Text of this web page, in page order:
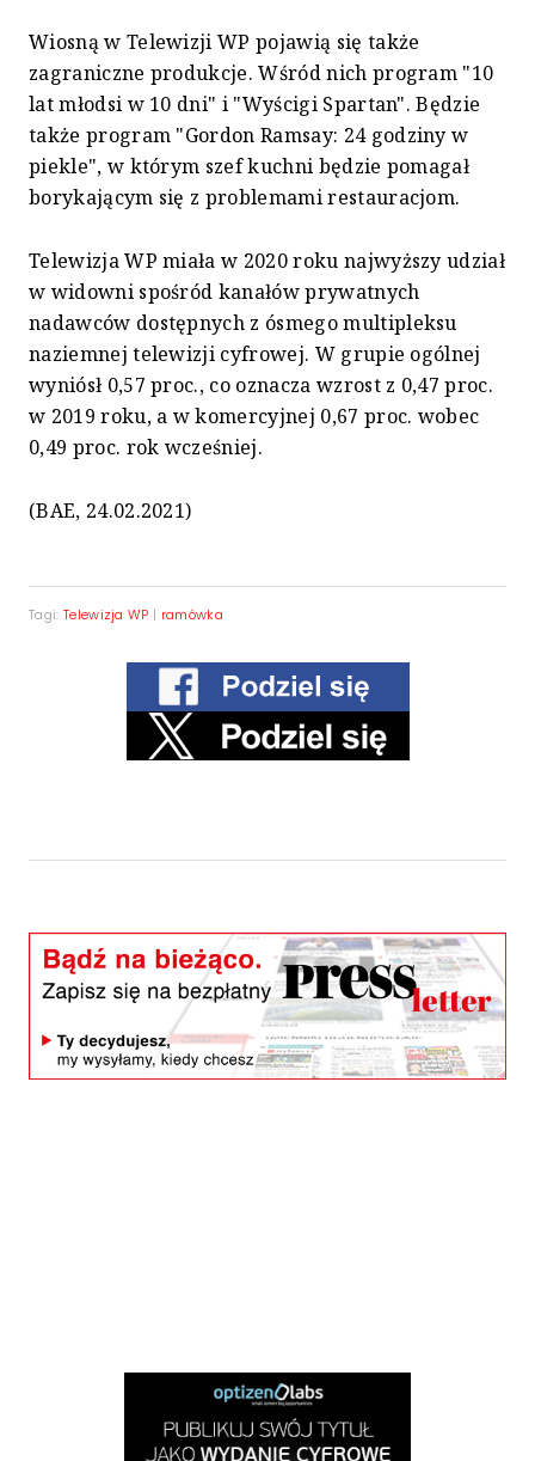
Wiosną w Telewizji WP pojawią się także
zagraniczne produkcje. Wśród nich program "10
lat młodsi w 10 dni" i "Wyścigi Spartan". Będzie
także program "Gordon Ramsay: 24 godziny w
piekle", w którym szef kuchni będzie pomagał
borykającym się z problemami restauracjom.
Telewizja WP miała w 2020 roku najwyższy udział
w widowni spośród kanałów prywatnych
nadawców dostępnych z ósmego multipleksu
naziemnej telewizji cyfrowej. W grupie ogólnej
wyniósł 0,57 proc., co oznacza wzrost z 0,47 proc.
w 2019 roku, a w komercyjnej 0,67 proc. wobec
0,49 proc. rok wcześniej.
(BAE, 24.02.2021)
Tagi: Telewizja WP | ramówka